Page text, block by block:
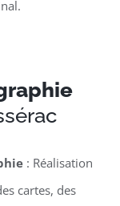
: Réalisation
cartes, des